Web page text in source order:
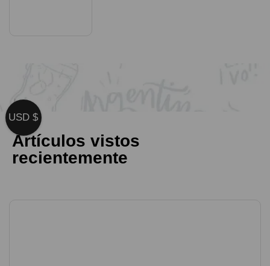
Artículos vistos
recientemente
USD $